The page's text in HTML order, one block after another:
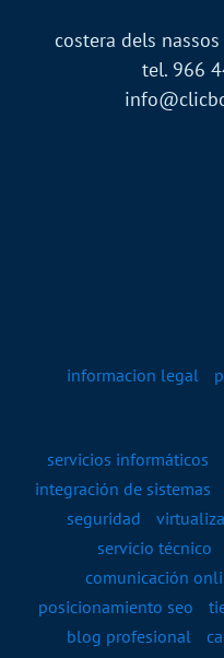
costera dels
tel. 966
informacion legal
servicios informáticos
integración de sistemas
seguridad
servicio técnico
comunicación
posicionamiento seo
blog profesional